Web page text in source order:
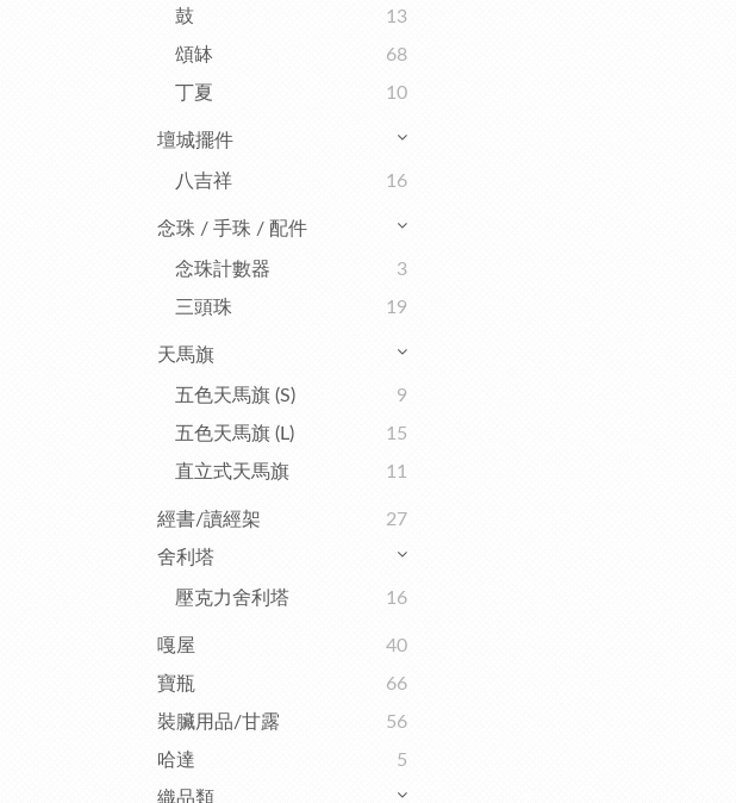
鼓
13
頌缽
68
丁夏
10
壇城擺件
八吉祥 16
念珠 / 手珠 / 配件
念珠計數器
3
三頭珠
19
天馬旗
五色天馬旗 (S)
9
五色天馬旗 (L)
15
直立式天馬旗
11
經書/讀經架
27
舍利塔
壓克力舍利塔 16
嘎屋
40
寶瓶
66
裝臟用品/甘露
56
哈達
5
織品類